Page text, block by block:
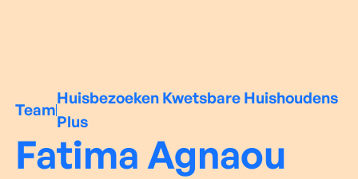
Team
Huisbezoeken Kwetsbare Huishoudens
Plus
Fatima Agnaou